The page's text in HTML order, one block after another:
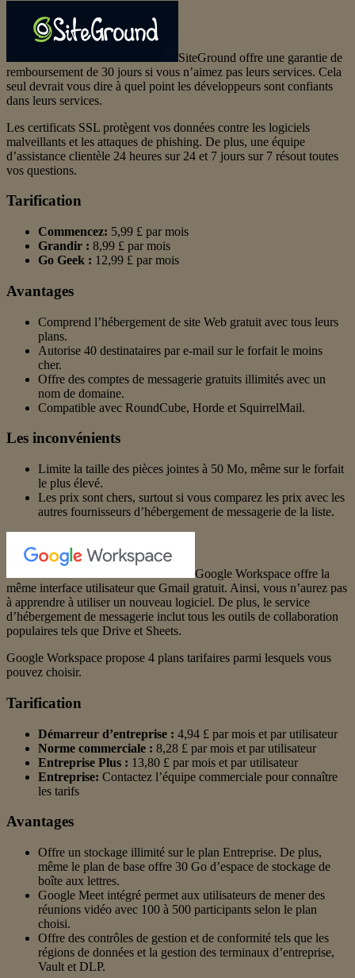
SiteGround offre une garantie de
remboursement de 30 jours si vous n’aimez pas leurs services. Cela
seul devrait vous dire à quel point les développeurs sont confiants
dans leurs services.
Les certificats SSL protègent vos données contre les logiciels
malveillants et les attaques de phishing. De plus, une équipe
d’assistance clientèle 24 heures sur 24 et 7 jours sur 7 résout toutes
vos questions.
Tarification
Commencez: 5,99 £ par mois
Grandir : 8,99 £ par mois
Go Geek : 12,99 £ par mois
Avantages
Comprend l’hébergement de site Web gratuit avec tous leurs
plans.
Autorise 40 destinataires par e-mail sur le forfait le moins
cher.
Offre des comptes de messagerie gratuits illimités avec un
nom de domaine.
Compatible avec RoundCube, Horde et SquirrelMail.
Les inconvénients
Limite la taille des pièces jointes à 50 Mo, même sur le forfait
le plus élevé.
Les prix sont chers, surtout si vous comparez les prix avec les
autres fournisseurs d’hébergement de messagerie de la liste.
Google Workspace offre la
même interface utilisateur que Gmail gratuit. Ainsi, vous n’aurez pas
à apprendre à utiliser un nouveau logiciel. De plus, le service
d’hébergement de messagerie inclut tous les outils de collaboration
populaires tels que Drive et Sheets.
Google Workspace propose 4 plans tarifaires parmi lesquels vous
pouvez choisir.
Tarification
Démarreur d’entreprise : 4,94 £ par mois et par utilisateur
Norme commerciale : 8,28 £ par mois et par utilisateur
Entreprise Plus : 13,80 £ par mois et par utilisateur
Entreprise: Contactez l’équipe commerciale pour connaître
les tarifs
Avantages
Offre un stockage illimité sur le plan Entreprise. De plus,
même le plan de base offre 30 Go d’espace de stockage de
boîte aux lettres.
Google Meet intégré permet aux utilisateurs de mener des
réunions vidéo avec 100 à 500 participants selon le plan
choisi.
Offre des contrôles de gestion et de conformité tels que les
régions de données et la gestion des terminaux d’entreprise,
Vault et DLP.